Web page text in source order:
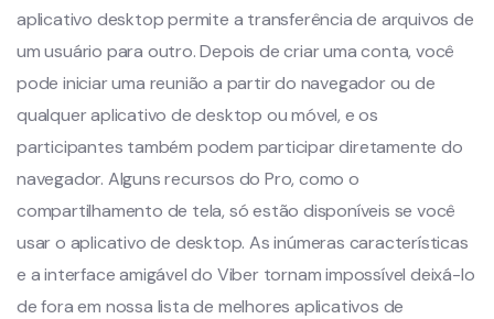
aplicativo desktop permite a transferência de arquivos de
um usuário para outro. Depois de criar uma conta, você
pode iniciar uma reunião a partir do navegador ou de
qualquer aplicativo de desktop ou móvel, e os
participantes também podem participar diretamente do
navegador. Alguns recursos do Pro, como o
compartilhamento de tela, só estão disponíveis se você
usar o aplicativo de desktop. As inúmeras características
e a interface amigável do Viber tornam impossível deixá-lo
de fora em nossa lista de melhores aplicativos de